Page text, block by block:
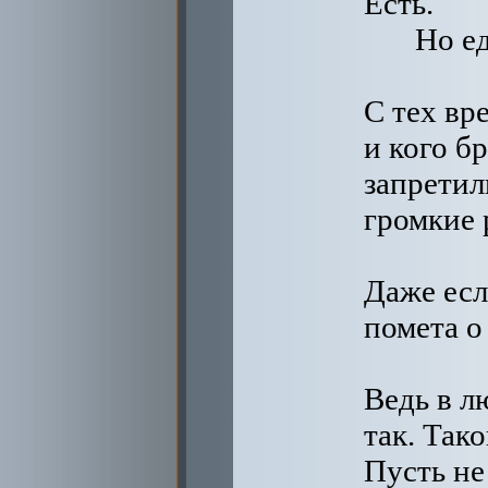
Но
С тех
и кого
громкие
Даже
помета
Ведь в
так.
Пусть